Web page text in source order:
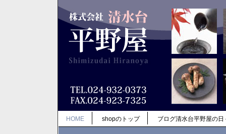
HOME shopのトップ ブログ清水台平野屋の日